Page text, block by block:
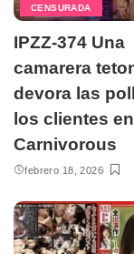
CENSURADA
IPZZ-374 Una
camarera
devora las
los clientes en
Carnivorous
febrero 18, 2026